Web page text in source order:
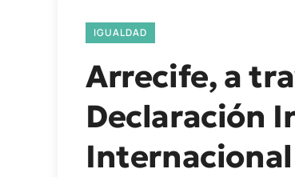
IGUALDAD
Arrecife, a
Declaración